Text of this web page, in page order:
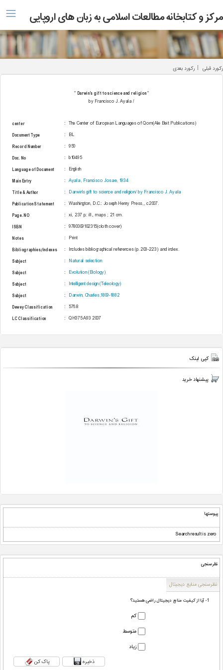
مرکز و کتابخانه مطالعات اسلامی به زبان های اروپایی
رکورد قبلی رکورد بعدی
"
Darwin's gift to science and religion
"
/ by Francisco J. Ayala
center : The Center of European Languages of Qom(Ale Beit Publications)
Document Type : BL
Record Number : 950
Doc. No : b10495
Language of Document : English
Main Entry : Ayala, Francisco Josae, 1934
Title & Author : Darwin's gift to science and religion/ by Francisco J. Ayala
Publication Statement : Washington, D.C.: Joseph Henry Press,, c2007.
Page. NO : xi, 237 p.: ill., maps ; 21 cm.
ISBN : 9780309102315(cloth cover)
Notes : Print
Bibliographies/Indexes : Includes bibliographical references (p. 203-223) and index.
Subject : Natural selection
Subject : Evolution (Biology)
Subject : Intelligent design (Teleology)
Subject : Darwin, Charles,1809-1882
Dewey Classification : ‭576.8‬
LC Classification : ‭QH375‬‭.A93 2007‬
کپی لینک
پیشنهاد خرید
پیوستها
Search result is zero
نظرسنجی
نظرسنجی منابع دیجیتال
1 - آیا از کیفیت منابع دیجیتال راضی هستید؟
کم
متوسط
زیاد
ذخیره
پاک کن